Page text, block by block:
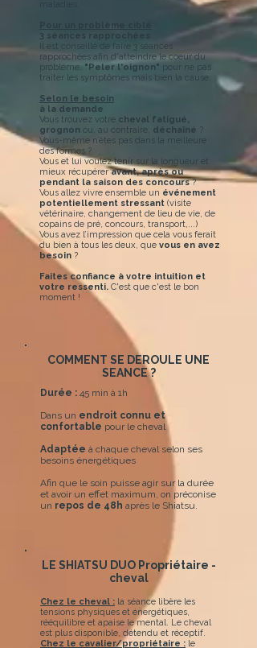
Pour un problème ciblé
3 séances rapprochées
Il est conseillé de faire 3 séances
rapprochées afin d'atteindre le coeur du
problème. "Peler l'oignon" pour ne pas
traiter les symptômes mais bien la cause.
Selon le besoin
​à la demande
Vous trouvez votre cheval fatigué,
grognon ou, au contraire, déchaîné ?
Vous-même n’êtes pas dans la meilleure
des formes ?
Vous et lui voulez tenir sur la longueur et
mieux récupéreravant, après ou
pendant la saison des concours?
Vous allez vivre ensemble un événement
potentiellement stressant (visite
vétérinaire, changement de lieu de vie, de
copains de pré, concours, transport,...)
Vous avez l’impression que cela vous ferait
du bien à tous les deux, que vous en avez
besoin ?
Faites confiance à votre intuition et
votre ressenti. C'est que c'est le bon
moment !
COMMENT SE DEROULE UNE
SEANCE ?
Durée : 45 min à 1h
Dans un endroit connu et
confortable pour le cheval
Adaptée à chaque cheval selon ses
besoins énergétiques
Afin que le soin puisse agir sur la durée
et avoir un effet maximum, on préconise
un repos de 48h après le Shiatsu.
LE SHIATSU DUO Propriétaire -
cheval
Chez le cheval : la séance libère les
tensions physiques et énergétiques,
rééquilibre et apaise le mental. Le cheval
est plus disponible, détendu et réceptif.
Chez le cavalier/propriétaire : le